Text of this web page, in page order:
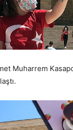
Muharrem